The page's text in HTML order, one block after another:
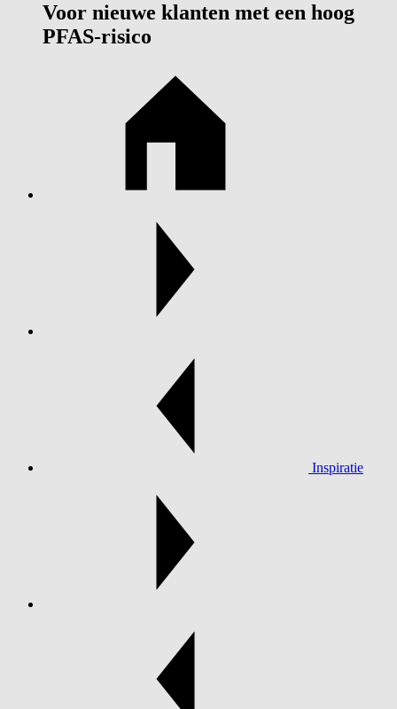
Voor nieuwe klanten met een hoog
PFAS-risico
Inspiratie